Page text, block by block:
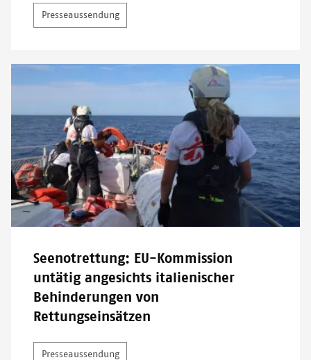
Presseaussendung
Seenotrettung: EU-Kommission
untätig angesichts italienischer
Behinderungen von
Rettungseinsätzen
Presseaussendung